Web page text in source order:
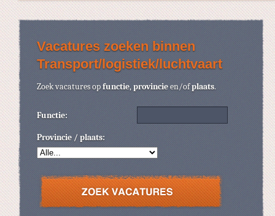
Vacatures zoeken binnen
Transport/logistiek/luchtvaart
Zoek vacatures opfunctie,provincieen/ofplaats.
Functie:
Provincie / plaats: